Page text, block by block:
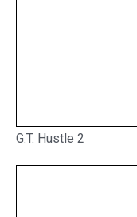
G.T. Hustle 2